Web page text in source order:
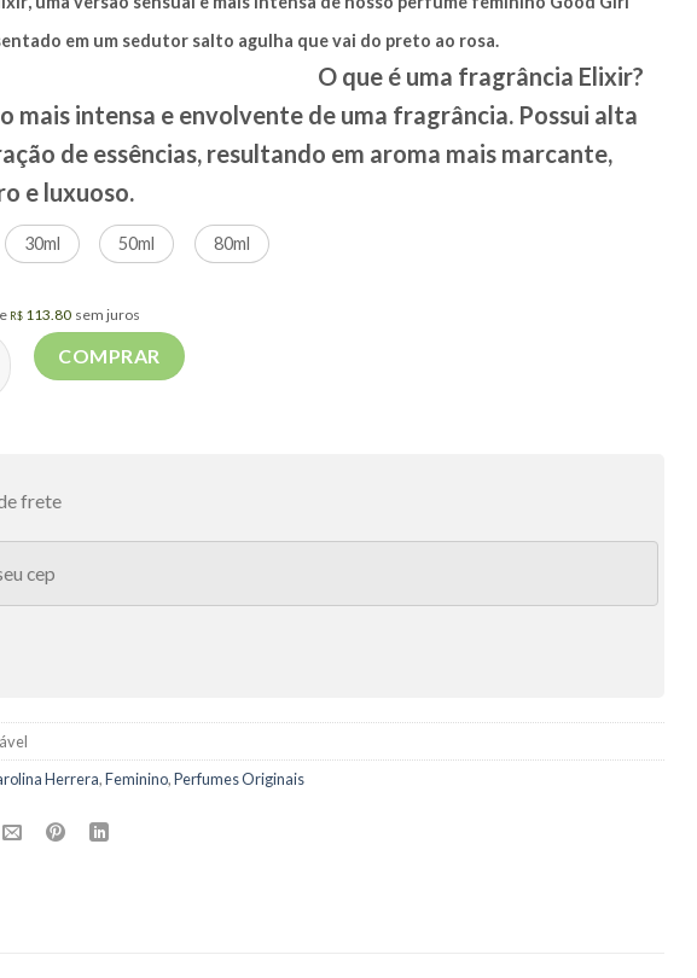
em um sedutor salto agulha que vai do preto ao rosa.
O que é uma fragrância Elixir?
mais intensa e envolvente de uma fragrância. Possui alta
de essências, resultando em aroma mais marcante,
e luxuoso.
30ml 50ml 80ml
R$ 113.80 sem juros
Elixir Carolina Herrera Perfume Feminino EDP quantidade
COMPRAR
frete
Herrera,Feminino,Perfumes Originais